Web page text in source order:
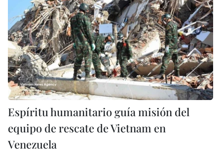
Espíritu humanitario guía misión del
equipo de rescate de Vietnam en
Venezuela